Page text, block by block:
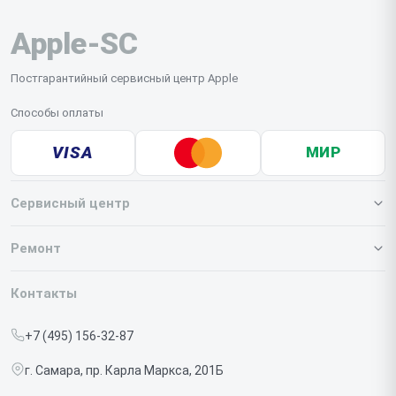
Apple-SC
Постгарантийный сервисный центр Apple
Способы оплаты
VISA МИР
Сервисный центр
О нашем сервисе
Срочный ремонт
Доставка и способы оплаты
Ремонт
Iphone
Контакты
+7 (495) 156-32-87
г. Самара, пр. Карла Маркса, 201Б